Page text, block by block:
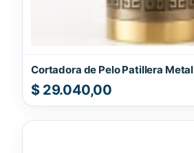
Cortadora de Pelo Patillera Metal
$29.040,00